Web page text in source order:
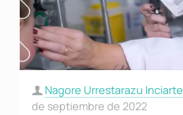
Nagore Urrestarazu Inciarte
de septiembre de 2022